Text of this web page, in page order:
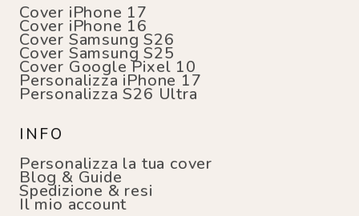
Cover iPhone 17
Cover iPhone 16
Cover Samsung S26
Cover Samsung S25
Cover Google Pixel 10
Personalizza iPhone 17
Personalizza S26 Ultra
INFO
Personalizza la tua cover
Blog & Guide
Spedizione & resi
Il mio account